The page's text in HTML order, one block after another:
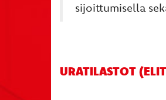
sijoittumisella
URATILASTOT